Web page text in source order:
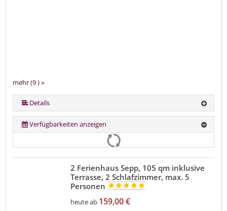
mehr (9 ) »
mehr (9 ) »
mehr (9 ) »
mehr (9 ) »
mehr (9 ) »
mehr (9 ) »
Details
Verfügbarkeiten anzeigen
2 Ferienhaus Sepp, 105 qm inklusive
Terrasse, 2 Schlafzimmer, max. 5
Personen
heute ab 159,00 €